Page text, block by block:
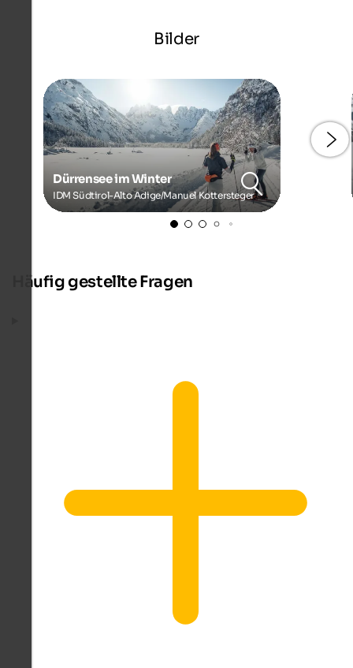
Bilder
Dürrensee im Winter
IDM Südtirol-Alto Adige/Manuel Kottersteger
Häufig gestellte Fragen